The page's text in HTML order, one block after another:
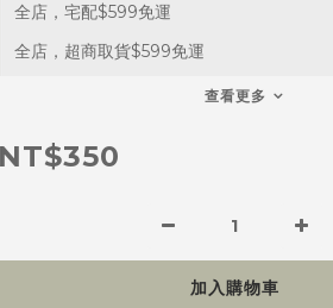
全店，宅配$599免運
全店，超商取貨$599免運
查看更多
NT$350
加入購物車